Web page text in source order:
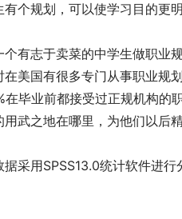
个规划，可以使学习目的更
有志于卖菜的中学生做职业
美国有很多专门从事职业规
毕业前都接受过正规机构的
武之地在哪里，为他们以后
采用SPSS13.0统计软件进行